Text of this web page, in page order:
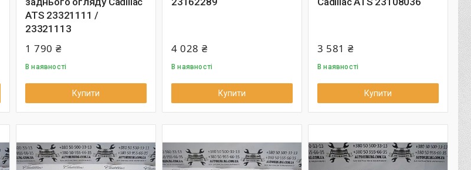
ATS 23321111 /
23321113
1 790 ₴
В наявності
Купити
4 028 ₴
В наявності
Купити
3 581 ₴
В наявності
Купити